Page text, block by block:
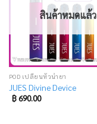
สินค้าหมดแล้ว
POD เปลี่ยนหัวน้ำยา
JUES Divine Device
฿690.00